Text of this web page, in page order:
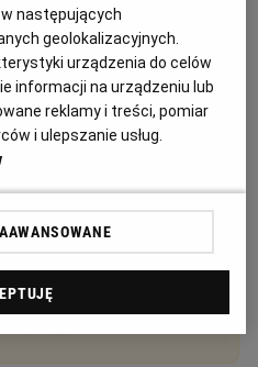
z wolnej ręki w
wierzytelności CM
upadłości
i Komornicy
następujących
geolokalizacyjnych.
urządzenia do celów
informacji na urządzeniu lub
reklamy i treści, pomiar
odbiorców i ulepszanie usług.